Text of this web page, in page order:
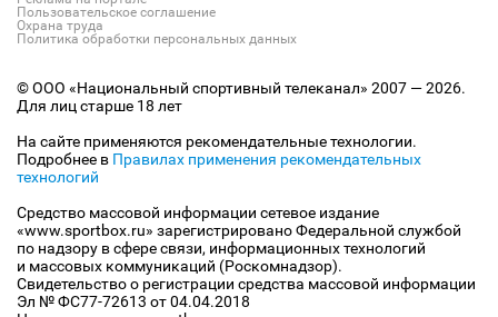
Пользовательское соглашение
Охрана труда
Политика обработки персональных данных
© ООО «Национальный спортивный телеканал» 2007 — 2026.
Для лиц старше 18 лет
На сайте применяются рекомендательные технологии.
Подробнее в Правилах применения рекомендательных
технологий
Средство массовой информации сетевое издание
«www.sportbox.ru» зарегистрировано Федеральной службой
по надзору в сфере связи, информационных технологий
и массовых коммуникаций (Роскомнадзор).
Свидетельство о регистрации средства массовой информации
Эл № ФС77-72613 от 04.04.2018